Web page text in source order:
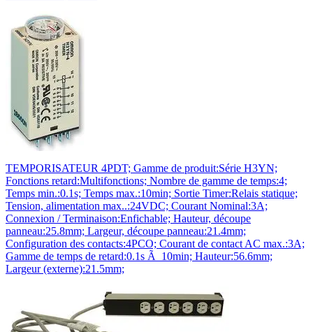
TEMPORISATEUR 4PDT; Gamme de produit:Série H3YN;
Fonctions retard:Multifonctions; Nombre de gamme de temps:4;
Temps min.:0.1s; Temps max.:10min; Sortie Timer:Relais statique;
Tension, alimentation max..:24VDC; Courant Nominal:3A;
Connexion / Terminaison:Enfichable; Hauteur, découpe
panneau:25.8mm; Largeur, découpe panneau:21.4mm;
Configuration des contacts:4PCO; Courant de contact AC max.:3A;
Gamme de temps de retard:0.1s Ã 10min; Hauteur:56.6mm;
Largeur (externe):21.5mm;